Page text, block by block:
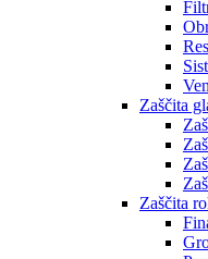
Zaščita
Zaščita